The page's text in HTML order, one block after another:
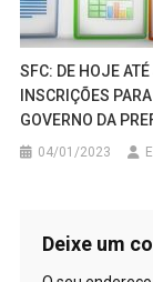
SFC: DE HOJE
INSCRIÇÕES
GOVERNO DA
04/01/2023
Deixe um